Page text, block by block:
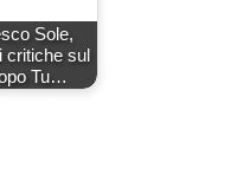
Sole,
critiche sul
Tu…